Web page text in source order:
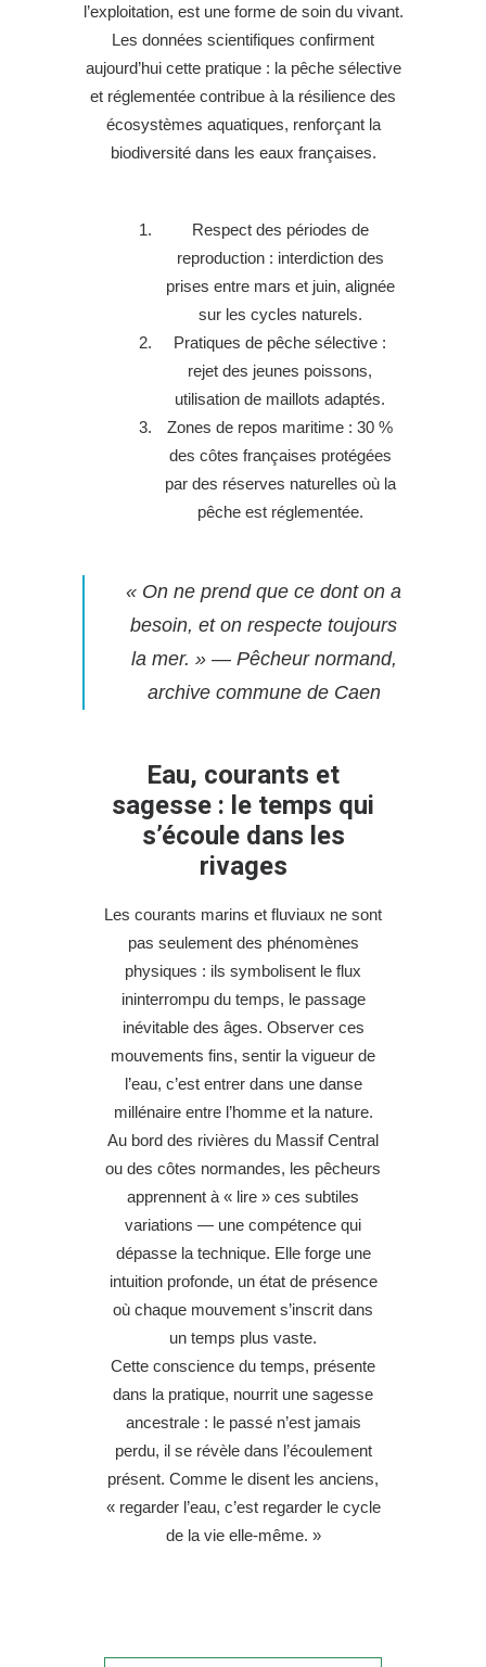
l’exploitation, est une forme de soin du vivant.
Les données scientifiques confirment
aujourd’hui cette pratique : la pêche sélective
et réglementée contribue à la résilience des
écosystèmes aquatiques, renforçant la
biodiversité dans les eaux françaises.
Respect des périodes de
reproduction : interdiction des
prises entre mars et juin, alignée
sur les cycles naturels.
Pratiques de pêche sélective :
rejet des jeunes poissons,
utilisation de maillots adaptés.
Zones de repos maritime : 30 %
des côtes françaises protégées
par des réserves naturelles où la
pêche est réglementée.
« On ne prend que ce dont on a
besoin, et on respecte toujours
la mer. » — Pêcheur normand,
archive commune de Caen
Eau, courants et
sagesse : le temps qui
s’écoule dans les
rivages
Les courants marins et fluviaux ne sont
pas seulement des phénomènes
physiques : ils symbolisent le flux
ininterrompu du temps, le passage
inévitable des âges. Observer ces
mouvements fins, sentir la vigueur de
l’eau, c’est entrer dans une danse
millénaire entre l’homme et la nature.
Au bord des rivières du Massif Central
ou des côtes normandes, les pêcheurs
apprennent à « lire » ces subtiles
variations — une compétence qui
dépasse la technique. Elle forge une
intuition profonde, un état de présence
où chaque mouvement s’inscrit dans
un temps plus vaste.
Cette conscience du temps, présente
dans la pratique, nourrit une sagesse
ancestrale : le passé n’est jamais
perdu, il se révèle dans l’écoulement
présent. Comme le disent les anciens,
« regarder l’eau, c’est regarder le cycle
de la vie elle-même. »